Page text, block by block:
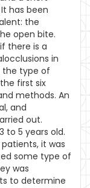
has been
the
open bite.
there is a
in
the type of
first six
methods. An
and
out.
to 5 years old.
patients, it was
some type of
was
to determine